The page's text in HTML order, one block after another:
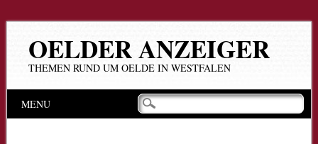
OELDER ANZEIGER
THEMEN RUND UM OELDE IN WESTFALEN
Hauptmenü
Inhalt
MENU